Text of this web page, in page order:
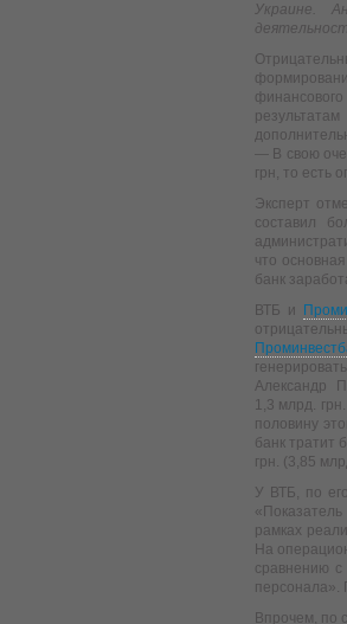
Украине.
— В свою
грн, то есть
Эксперт
составил
что
банк
ВТБ и
Александр
1,3 млрд.
половину
банк тратит
грн. (3,85
У ВТБ, по
рамках
На
сравнению
персонала».
Впрочем, по